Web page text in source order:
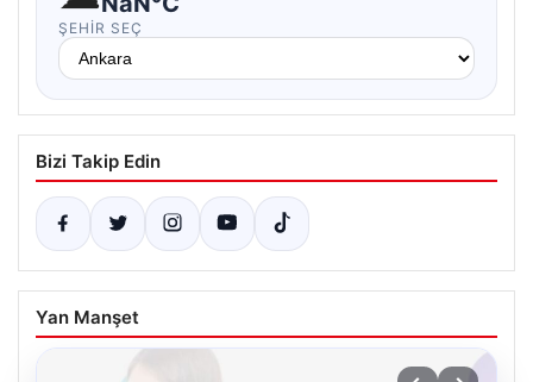
ŞEHIR SEÇ
Bizi Takip Edin
Yan Manşet